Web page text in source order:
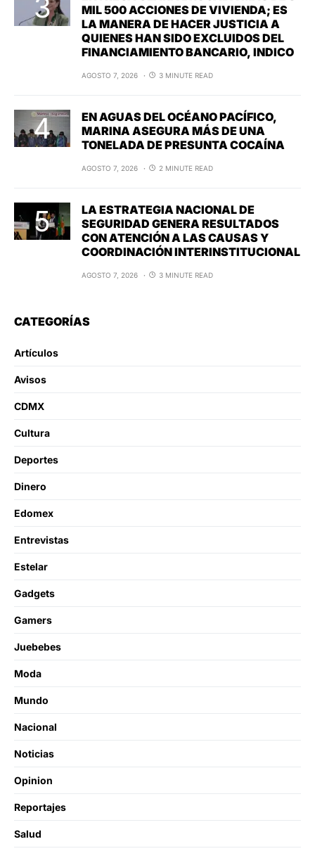
MIL 500 ACCIONES DE VIVIENDA; ES
LA MANERA DE HACER JUSTICIA A
QUIENES HAN SIDO EXCLUIDOS DEL
FINANCIAMIENTO BANCARIO, INDICO
AGOSTO 7, 2026 3 MINUTE READ
EN AGUAS DEL OCÉANO PACÍFICO,
MARINA ASEGURA MÁS DE UNA
TONELADA DE PRESUNTA COCAÍNA
AGOSTO 7, 2026 2 MINUTE READ
LA ESTRATEGIA NACIONAL DE
SEGURIDAD GENERA RESULTADOS
CON ATENCIÓN A LAS CAUSAS Y
COORDINACIÓN INTERINSTITUCIONAL
AGOSTO 7, 2026 3 MINUTE READ
CATEGORÍAS
Artículos
Avisos
CDMX
Cultura
Deportes
Dinero
Edomex
Entrevistas
Estelar
Gadgets
Gamers
Juebebes
Moda
Mundo
Nacional
Noticias
Opinion
Reportajes
Salud